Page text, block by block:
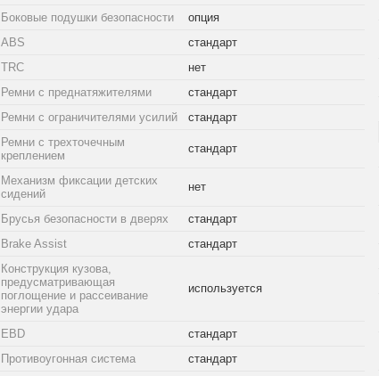
Боковые подушки безопасности
опция
ABS
стандарт
TRC
нет
Ремни с преднатяжителями
стандарт
Ремни с ограничителями усилий
стандарт
Ремни с трехточечным
креплением
стандарт
Механизм фиксации детских
сидений
нет
Брусья безопасности в дверях
стандарт
Brake Assist
стандарт
Конструкция кузова,
предусматривающая
поглощение и рассеивание
энергии удара
используется
EBD
стандарт
Противоугонная система
стандарт